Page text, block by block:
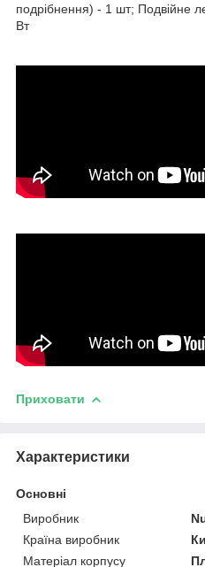
подрібнення) - 1 шт; Подвійне
Вт
Приховати
Характеристики
Основні
Виробник
Країна виробник
Матеріал корпусу